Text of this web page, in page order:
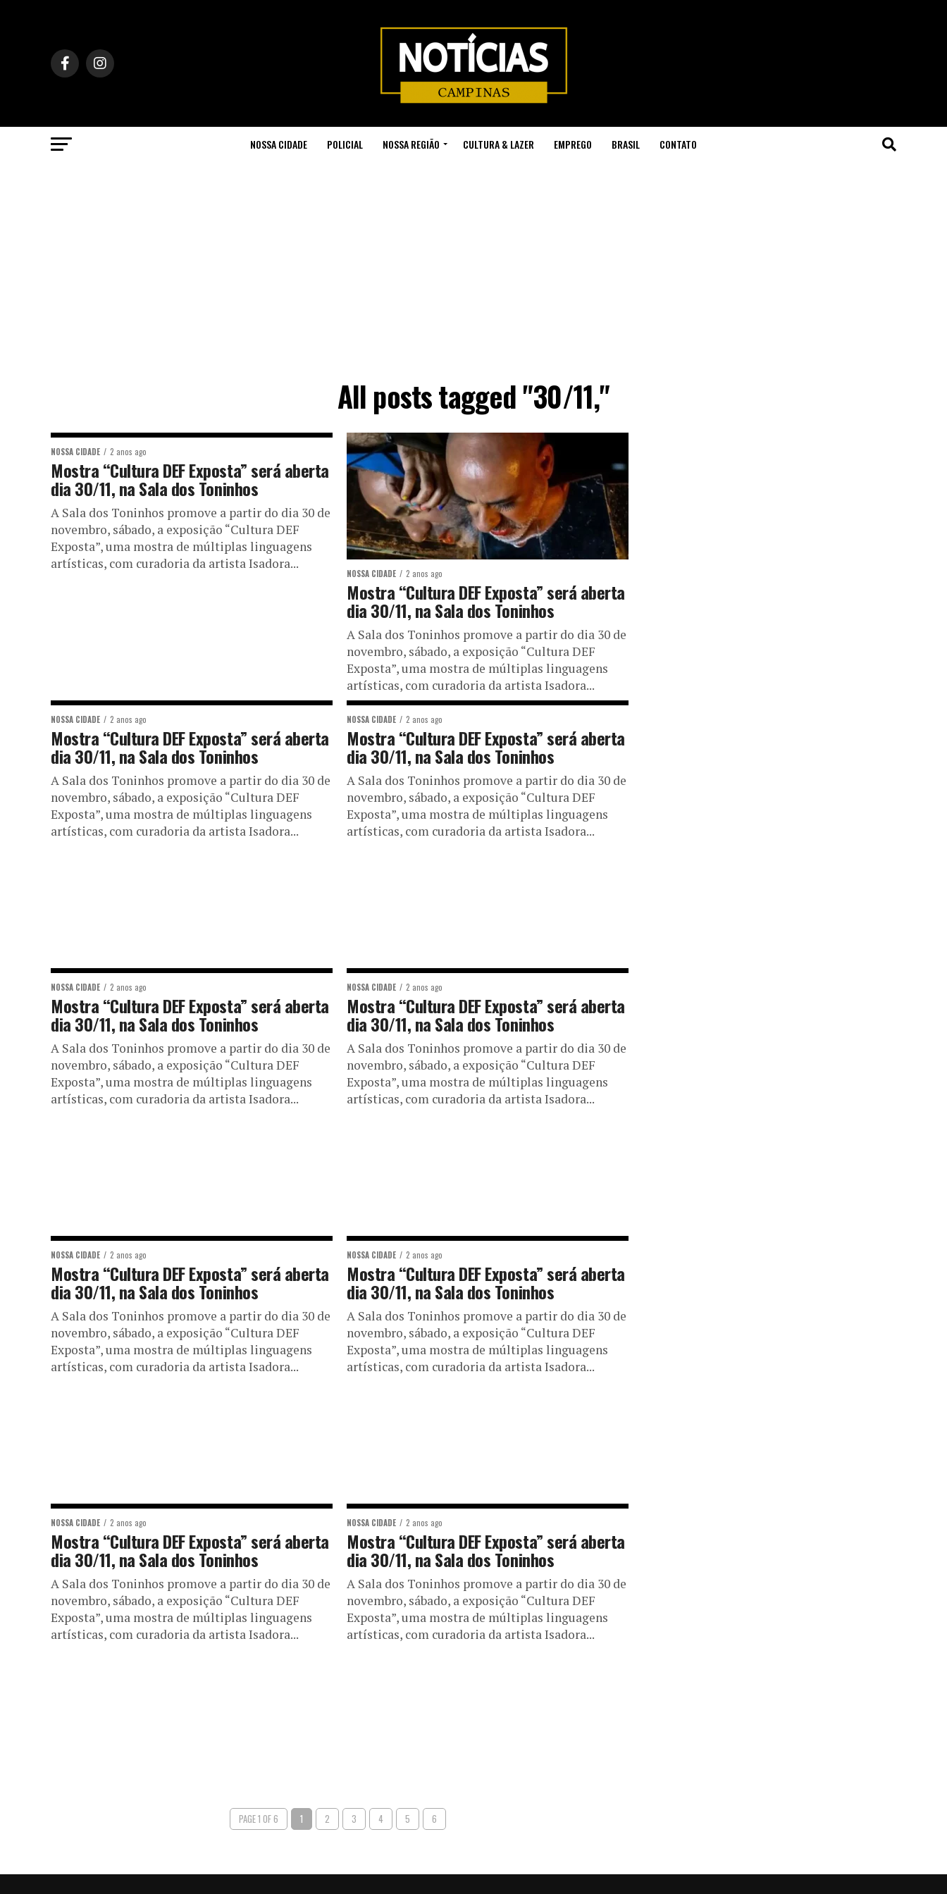
NOSSA CIDADE POLICIAL NOSSA REGIÃO CULTURA & LAZER EMPREGO BRASIL CONTATO
All posts tagged "30/11,"
NOSSA CIDADE 2 anos ago
Mostra “Cultura DEF Exposta” será aberta
dia 30/11, na Sala dos Toninhos
A Sala dos Toninhos promove a partir do dia 30 de
novembro, sábado, a exposição “Cultura DEF
Exposta”, uma mostra de múltiplas linguagens
artísticas, com curadoria da artista Isadora...
NOSSA CIDADE 2 anos ago
Mostra “Cultura DEF Exposta” será aberta
dia 30/11, na Sala dos Toninhos
A Sala dos Toninhos promove a partir do dia 30 de
novembro, sábado, a exposição “Cultura DEF
Exposta”, uma mostra de múltiplas linguagens
artísticas, com curadoria da artista Isadora...
NOSSA CIDADE 2 anos ago
Mostra “Cultura DEF Exposta” será aberta
dia 30/11, na Sala dos Toninhos
A Sala dos Toninhos promove a partir do dia 30 de
novembro, sábado, a exposição “Cultura DEF
Exposta”, uma mostra de múltiplas linguagens
artísticas, com curadoria da artista Isadora...
NOSSA CIDADE 2 anos ago
Mostra “Cultura DEF Exposta” será aberta
dia 30/11, na Sala dos Toninhos
A Sala dos Toninhos promove a partir do dia 30 de
novembro, sábado, a exposição “Cultura DEF
Exposta”, uma mostra de múltiplas linguagens
artísticas, com curadoria da artista Isadora...
NOSSA CIDADE 2 anos ago
Mostra “Cultura DEF Exposta” será aberta
dia 30/11, na Sala dos Toninhos
A Sala dos Toninhos promove a partir do dia 30 de
novembro, sábado, a exposição “Cultura DEF
Exposta”, uma mostra de múltiplas linguagens
artísticas, com curadoria da artista Isadora...
NOSSA CIDADE 2 anos ago
Mostra “Cultura DEF Exposta” será aberta
dia 30/11, na Sala dos Toninhos
A Sala dos Toninhos promove a partir do dia 30 de
novembro, sábado, a exposição “Cultura DEF
Exposta”, uma mostra de múltiplas linguagens
artísticas, com curadoria da artista Isadora...
NOSSA CIDADE 2 anos ago
Mostra “Cultura DEF Exposta” será aberta
dia 30/11, na Sala dos Toninhos
A Sala dos Toninhos promove a partir do dia 30 de
novembro, sábado, a exposição “Cultura DEF
Exposta”, uma mostra de múltiplas linguagens
artísticas, com curadoria da artista Isadora...
NOSSA CIDADE 2 anos ago
Mostra “Cultura DEF Exposta” será aberta
dia 30/11, na Sala dos Toninhos
A Sala dos Toninhos promove a partir do dia 30 de
novembro, sábado, a exposição “Cultura DEF
Exposta”, uma mostra de múltiplas linguagens
artísticas, com curadoria da artista Isadora...
NOSSA CIDADE 2 anos ago
Mostra “Cultura DEF Exposta” será aberta
dia 30/11, na Sala dos Toninhos
A Sala dos Toninhos promove a partir do dia 30 de
novembro, sábado, a exposição “Cultura DEF
Exposta”, uma mostra de múltiplas linguagens
artísticas, com curadoria da artista Isadora...
NOSSA CIDADE 2 anos ago
Mostra “Cultura DEF Exposta” será aberta
dia 30/11, na Sala dos Toninhos
A Sala dos Toninhos promove a partir do dia 30 de
novembro, sábado, a exposição “Cultura DEF
Exposta”, uma mostra de múltiplas linguagens
artísticas, com curadoria da artista Isadora...
PAGE 1 OF 6 1 2 3 4 5 6